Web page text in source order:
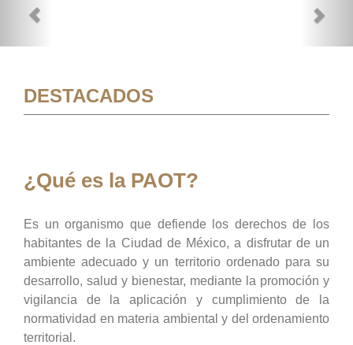
DESTACADOS
¿Qué es la PAOT?
Es un organismo que defiende los derechos de los
habitantes de la Ciudad de México, a disfrutar de un
ambiente adecuado y un territorio ordenado para su
desarrollo, salud y bienestar, mediante la promoción y
vigilancia de la aplicación y cumplimiento de la
normatividad en materia ambiental y del ordenamiento
territorial.